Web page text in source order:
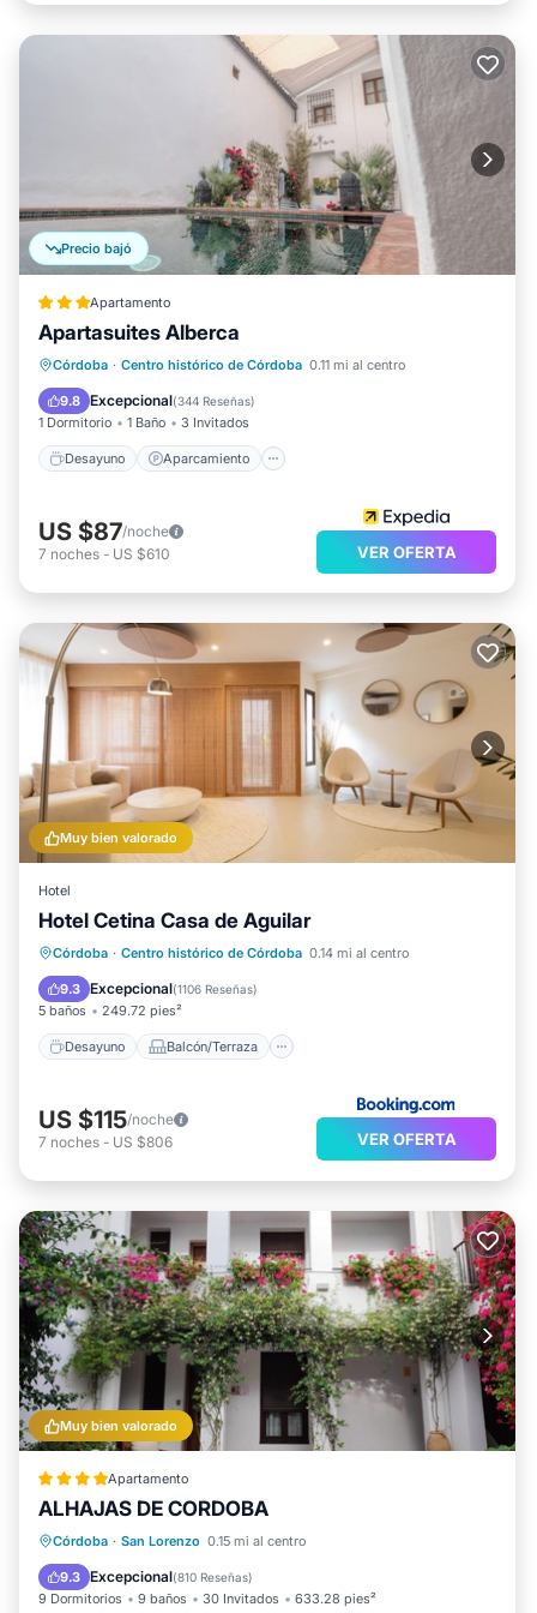
Precio bajó
Apartamento
Apartasuites Alberca
Córdoba · Centro histórico de Córdoba 0.11 mi al centro
9.8 Excepcional(344 Reseñas)
1 Dormitorio 1 Baño 3 Invitados
Desayuno Aparcamiento
Desayuno Aparcamiento
Piscina
Balcón/Terraza
US $87/noche
7 noches - US $610 VER OFERTA
Muy bien valorado
Hotel
Hotel Cetina Casa de Aguilar
Córdoba · Centro histórico de Córdoba 0.14 mi al centro
9.3 Excepcional(1106 Reseñas)
5 baños 249.72 pies²
Desayuno Balcón/Terraza
Desayuno
Balcón/Terraza
Aire acondicionado
US $115/noche
7 noches - US $806 VER OFERTA
Muy bien valorado
Apartamento
ALHAJAS DE CORDOBA
Córdoba · San Lorenzo 0.15 mi al centro
9.3 Excepcional(810 Reseñas)
9 Dormitorios 9 baños 30 Invitados 633.28 pies²
Aparcamiento
Balcón/Terraza
Aire acondicionado